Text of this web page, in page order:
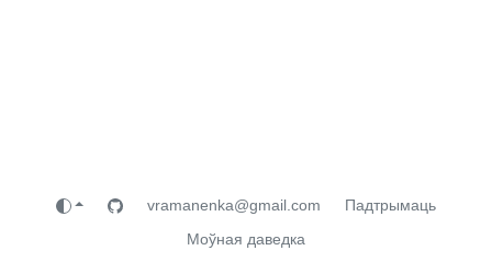
vramanenka@gmail.com
Падтрымаць
Моўная даведка